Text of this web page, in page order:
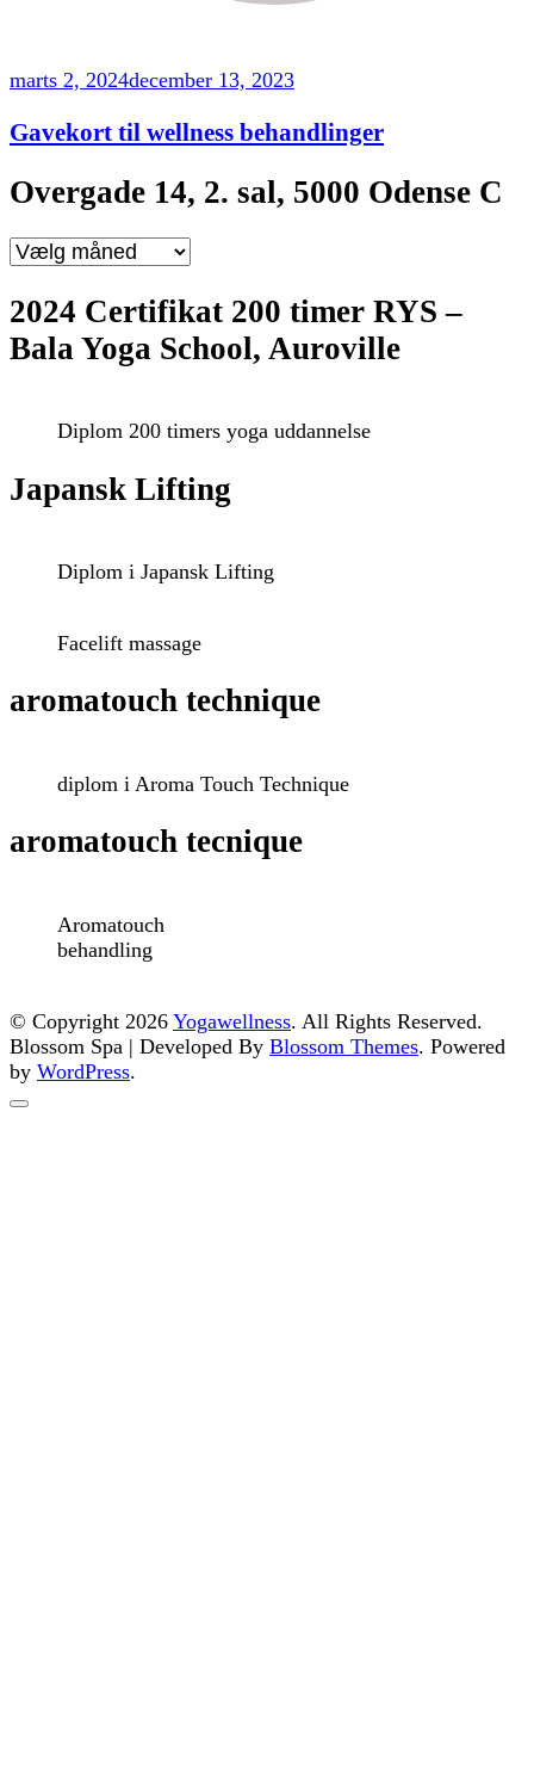
marts 2, 2024december 13, 2023
Gavekort til wellness behandlinger
Overgade 14, 2. sal, 5000 Odense C
Overgade
14,
2.
sal,
5000
2024 Certifikat 200 timer RYS –
Bala Yoga School, Auroville
Diplom 200 timers yoga uddannelse
Japansk Lifting
Diplom i Japansk Lifting
Facelift massage
aromatouch technique
diplom i Aroma Touch Technique
aromatouch tecnique
Aromatouch
behandling
© Copyright 2026 Yogawellness. All Rights Reserved.
Blossom Spa | Developed By Blossom Themes. Powered
by WordPress.